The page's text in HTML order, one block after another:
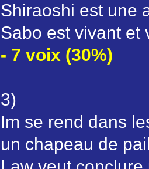
Shiraoshi est une
Sabo est vivant et
- 7 voix (30%)
3)
Im se rend dans
un chapeau de